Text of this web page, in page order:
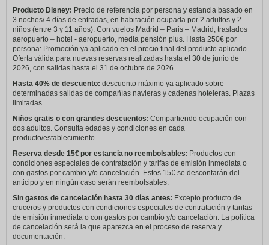
Producto Disney: Precio de referencia por persona y estancia basado en
3 noches/ 4 días de entradas, en habitación ocupada por 2 adultos y 2
niños (entre 3 y 11 años). Con vuelos Madrid – Paris – Madrid, traslados
aeropuerto – hotel - aeropuerto, media pensión plus. Hasta 250€ por
persona: Promoción ya aplicado en el precio final del producto aplicado.
Oferta válida para nuevas reservas realizadas hasta el 30 de junio de
2026, con salidas hasta el 31 de octubre de 2026.
Hasta 40% de descuento: descuento máximo ya aplicado sobre
determinadas salidas de compañías navieras y cadenas hoteleras. Plazas
limitadas
Niños gratis o con grandes descuentos: Compartiendo ocupación con
dos adultos. Consulta edades y condiciones en cada
producto/establecimiento.
Reserva desde 15€ por estancia no reembolsables: Productos con
condiciones especiales de contratación y tarifas de emisión inmediata o
con gastos por cambio y/o cancelación. Estos 15€ se descontarán del
anticipo y en ningún caso serán reembolsables.
Sin gastos de cancelación hasta 30 días antes: Excepto producto de
cruceros y productos con condiciones especiales de contratación y tarifas
de emisión inmediata o con gastos por cambio y/o cancelación. La política
de cancelación será la que aparezca en el proceso de reserva y
documentación.